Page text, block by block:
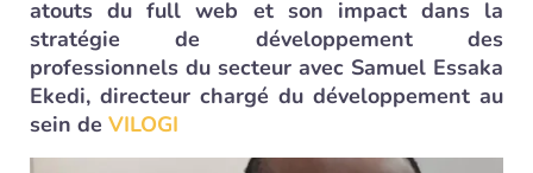
atouts du full web et son impact dans la
stratégie de développement des
professionnels du secteur avec Samuel Essaka
Ekedi, directeur chargé du développement au
sein de VILOGI